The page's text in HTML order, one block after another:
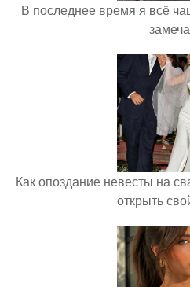
В последнее время я всё
Как опоздание невесты на
открыть